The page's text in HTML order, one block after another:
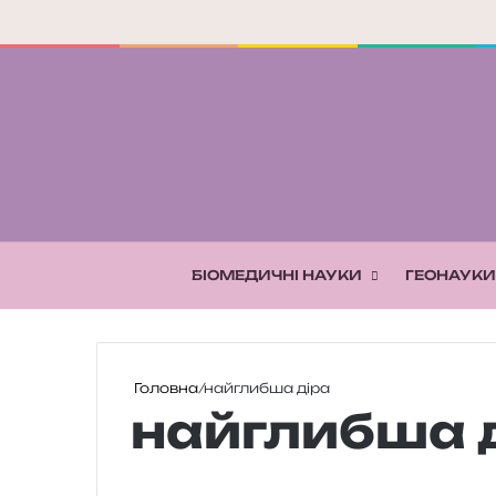
БІОМЕДИЧНІ НАУКИ ГЕОНАУКИ
Головна/найглибша діра
найглибша